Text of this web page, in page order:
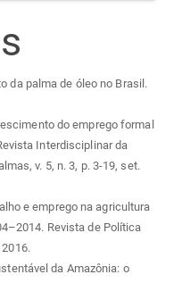
da palma de óleo no Brasil.
do emprego formal
Interdisciplinar da
v. 5, n. 3, p. 3-19, set.
e emprego na agricultura
Revista de Política
da Amazônia: o